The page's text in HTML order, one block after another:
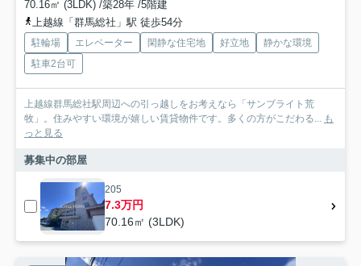
70.16㎡ (3LDK) /築28年 /5階建
上越線「群馬総社」駅 徒歩54分
駐輪場 エレベーター 閑静な住宅地 好立地
静かな環境
駐車2台可
上越線群馬総社駅周辺への引っ越しをお考えなら「サンブライト荒
牧」。住みやすい環境が嬉しい賃貸物件です。多くの方がこだわる... も
っと見る
募集中の部屋
205
7.3万円
70.16㎡ (3LDK)